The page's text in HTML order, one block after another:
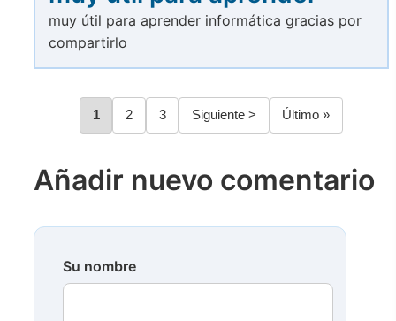
muy útil para aprender informática gracias por
compartirlo
Paginación
Página
1 Página
2 Página
3
Siguiente
página
Siguiente >
Última
página
Último »
Añadir nuevo comentario
Su nombre